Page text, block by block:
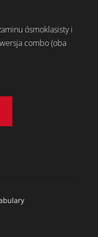
ósmoklasisty i
combo (oba